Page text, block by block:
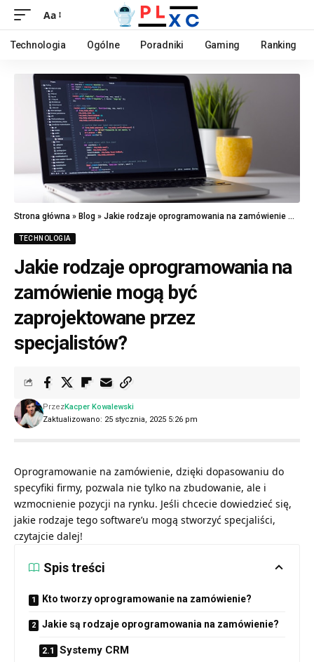
Aa
Technologia Ogólne Poradniki Gaming Ranking
Strona główna » Blog » Jakie rodzaje oprogramowania na zamówienie mogą być zaprojektowane przez specjalistów?
TECHNOLOGIA
Jakie rodzaje oprogramowania na
zamówienie mogą być
zaprojektowane przez
specjalistów?
Zaktualizowano: 25 stycznia, 2025 5:26 pm
PrzezKacper Kowalewski
Oprogramowanie na zamówienie, dzięki dopasowaniu do
specyfiki firmy, pozwala nie tylko na zbudowanie, ale i
wzmocnienie pozycji na rynku. Jeśli chcecie dowiedzieć się,
jakie rodzaje tego software’u mogą stworzyć specjaliści,
czytajcie dalej!
Spis treści
Kto tworzy oprogramowanie na zamówienie?
Jakie są rodzaje oprogramowania na zamówienie?
Systemy CRM